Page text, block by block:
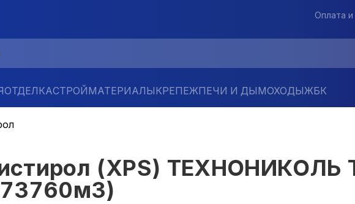
Оплата
ОТДЕЛКАСТРОЙМАТЕРИАЛЫКРЕПЕЖПЕЧИ И ДЫМОХОДЫЖБК
(XPS)